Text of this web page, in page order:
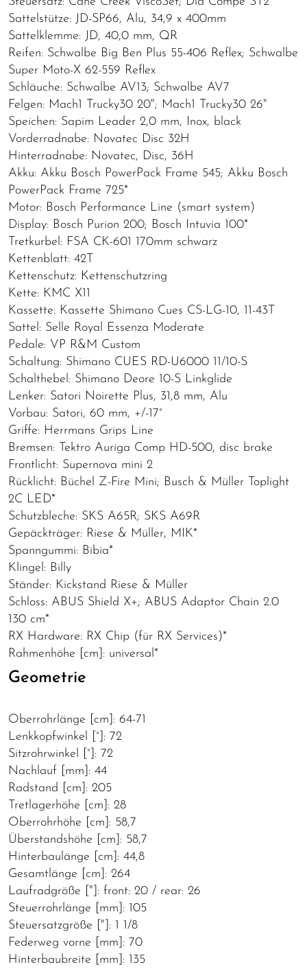
Sattelstütze: JD-SP66, Alu, 34,9 x 400mm
Sattelklemme: JD, 40,0 mm, QR
Reifen: Schwalbe Big Ben Plus 55-406 Reflex; Schwalbe
Super Moto-X 62-559 Reflex
Schläuche: Schwalbe AV13; Schwalbe AV7
Felgen: Mach1 Trucky30 20"; Mach1 Trucky30 26"
Speichen: Sapim Leader 2,0 mm, Inox, black
Vorderradnabe: Novatec Disc 32H
Hinterradnabe: Novatec, Disc, 36H
Akku: Akku Bosch PowerPack Frame 545; Akku Bosch
PowerPack Frame 725*
Motor: Bosch Performance Line (smart system)
Display: Bosch Purion 200; Bosch Intuvia 100*
Tretkurbel: FSA CK-601 170mm schwarz
Kettenblatt: 42T
Kettenschutz: Kettenschutzring
Kette: KMC X11
Kassette: Kassette Shimano Cues CS-LG-10, 11-43T
Sattel: Selle Royal Essenza Moderate
Pedale: VP R&M Custom
Schaltung: Shimano CUES RD-U6000 11/10-S
Schalthebel: Shimano Deore 10-S Linkglide
Lenker: Satori Noirette Plus, 31,8 mm, Alu
Vorbau: Satori, 60 mm, +/-17°
Griffe: Herrmans Grips Line
Bremsen: Tektro Auriga Comp HD-500, disc brake
Frontlicht: Supernova mini 2
Rücklicht: Büchel Z-Fire Mini; Busch & Müller Toplight
2C LED*
Schutzbleche: SKS A65R; SKS A69R
Gepäckträger: Riese & Müller, MIK*
Spanngummi: Bibia*
Klingel: Billy
Ständer: Kickstand Riese & Müller
Schloss: ABUS Shield X+; ABUS Adaptor Chain 2.0
130 cm*
RX Hardware: RX Chip (für RX Services)*
Rahmenhöhe [cm]: universal*
Geometrie
Oberrohrlänge [cm]: 64-71
Lenkkopfwinkel [°]: 72
Sitzrohrwinkel [°]: 72
Nachlauf [mm]: 44
Radstand [cm]: 205
Tretlagerhöhe [cm]: 28
Oberrohrhöhe [cm]: 58,7
Überstandshöhe [cm]: 58,7
Hinterbaulänge [cm]: 44,8
Gesamtlänge [cm]: 264
Laufradgröße ["]: front: 20 / rear: 26
Steuerrohrlänge [mm]: 105
Steuersatzgröße ["]: 1 1/8
Federweg vorne [mm]: 70
Hinterbaubreite [mm]: 135